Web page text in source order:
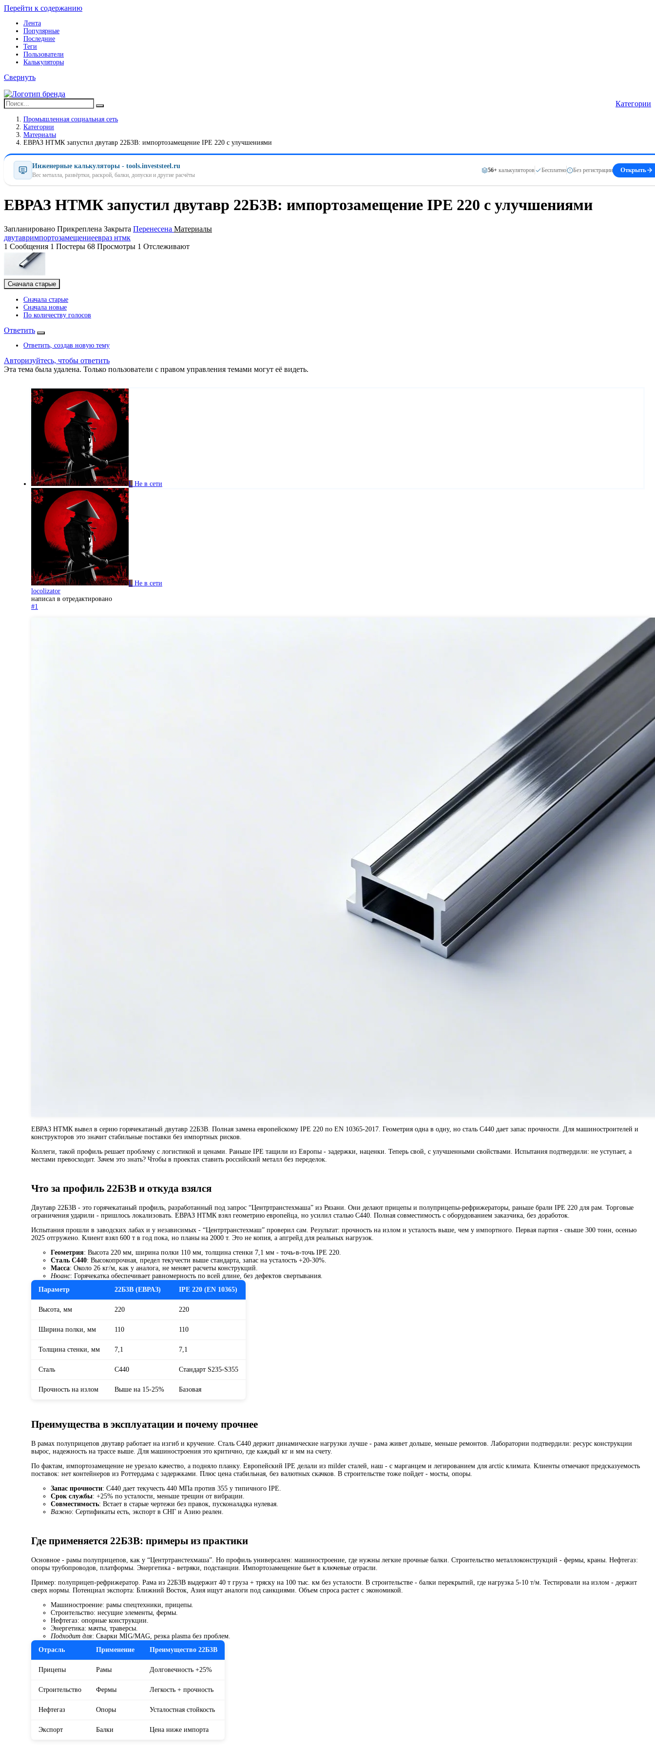
Перейти к содержанию
Лента
Популярные
Последние
Теги
Пользователи
Калькуляторы
Свернуть
Категории
Промышленная социальная сеть
Категории
Материалы
ЕВРАЗ НТМК запустил двутавр 22Б3В: импортозамещение IPE 220 с улучшениями
Инженерные калькуляторы - tools.investsteel.ru
Вес металла, развёртки, раскрой, балки, допуски и другие расчёты
56+ калькуляторов Бесплатно Без регистрации Открыть
ЕВРАЗ НТМК запустил двутавр 22Б3В: импортозамещение IPE 220 с улучшениями
Запланировано Прикреплена Закрыта Перенесена Материалы
двутавримпортозамещениеевраз нтмк
1 Сообщения 1 Постеры 68 Просмотры 1 Отслеживают
Сначала старые
Сначала старые
Сначала новые
По количеству голосов
Ответить
Ответить, создав новую тему
Авторизуйтесь, чтобы ответить
Эта тема была удалена. Только пользователи с правом управления темами могут её видеть.
L Не в сети
L Не в сети
locolizator
написал в отредактировано
#1
ЕВРАЗ НТМК вывел в серию горячекатаный двутавр 22Б3В. Полная замена европейскому IPE 220 по EN 10365-2017. Геометрия одна в одну, но сталь С440 дает запас прочности. Для машиностроителей и
конструкторов это значит стабильные поставки без импортных рисков.
Коллеги, такой профиль решает проблему с логистикой и ценами. Раньше IPE тащили из Европы - задержки, наценки. Теперь свой, с улучшенными свойствами. Испытания подтвердили: не уступает, а
местами превосходит. Зачем это знать? Чтобы в проектах ставить российский металл без переделок.
Что за профиль 22Б3В и откуда взялся
Двутавр 22Б3В - это горячекатаный профиль, разработанный под запрос “Центртранстехмаша” из Рязани. Они делают прицепы и полуприцепы-рефрижераторы, раньше брали IPE 220 для рам. Торговые
ограничения ударили - пришлось локализовать. ЕВРАЗ НТМК взял геометрию европейца, но усилил сталью С440. Полная совместимость с оборудованием заказчика, без доработок.
Испытания прошли в заводских лабах и у независимых - “Центртранстехмаш” проверил сам. Результат: прочность на излом и усталость выше, чем у импортного. Первая партия - свыше 300 тонн, осенью
2025 отгружено. Клиент взял 600 т в год пока, но планы на 2000 т. Это не копия, а апгрейд для реальных нагрузок.
Геометрия: Высота 220 мм, ширина полки 110 мм, толщина стенки 7,1 мм - точь-в-точь IPE 220.
Сталь С440: Высокопрочная, предел текучести выше стандарта, запас на усталость +20-30%.
Масса: Около 26 кг/м, как у аналога, не меняет расчеты конструкций.
Нюанс: Горячекатка обеспечивает равномерность по всей длине, без дефектов свертывания.
Параметр
22Б3В (ЕВРАЗ) IPE 220 (EN 10365)
Высота, мм 220 220
Ширина полки, мм 110 110
Толщина стенки, мм 7,1 7,1
Сталь С440 Стандарт S235-S355
Прочность на излом Выше на 15-25% Базовая
Преимущества в эксплуатации и почему прочнее
В рамах полуприцепов двутавр работает на изгиб и кручение. Сталь С440 держит динамические нагрузки лучше - рама живет дольше, меньше ремонтов. Лаборатории подтвердили: ресурс конструкции
вырос, надежность на трассе выше. Для машиностроения это критично, где каждый кг и мм на счету.
По фактам, импортозамещение не урезало качество, а подняло планку. Европейский IPE делали из milder сталей, наш - с марганцем и легированием для arctic климата. Клиенты отмечают предсказуемость
поставок: нет контейнеров из Роттердама с задержками. Плюс цена стабильная, без валютных скачков. В строительстве тоже пойдет - мосты, опоры.
Запас прочности: С440 дает текучесть 440 МПа против 355 у типичного IPE.
Срок службы: +25% по усталости, меньше трещин от вибрации.
Совместимость: Встает в старые чертежи без правок, пусконаладка нулевая.
Важно: Сертификаты есть, экспорт в СНГ и Азию реален.
Где применяется 22Б3В: примеры из практики
Основное - рамы полуприцепов, как у “Центртранстехмаша”. Но профиль универсален: машиностроение, где нужны легкие прочные балки. Строительство металлоконструкций - фермы, краны. Нефтегаз:
опоры трубопроводов, платформы. Энергетика - ветряки, подстанции. Импортозамещение бьет в ключевые отрасли.
Пример: полуприцеп-рефрижератор. Рама из 22Б3В выдержит 40 т груза + тряску на 100 тыс. км без усталости. В строительстве - балки перекрытий, где нагрузка 5-10 т/м. Тестировали на излом - держит
сверх нормы. Потенциал экспорта: Ближний Восток, Азия ищут аналоги под санкциями. Объем спроса растет с экономикой.
Машиностроение: рамы спецтехники, прицепы.
Строительство: несущие элементы, фермы.
Нефтегаз: опорные конструкции.
Энергетика: мачты, траверсы.
Подходит для: Сварки MIG/MAG, резка plasma без проблем.
Отрасль
Применение Преимущество 22Б3В
Прицепы Рамы Долговечность +25%
Строительство Фермы Легкость + прочность
Нефтегаз Опоры Усталостная стойкость
Экспорт Балки Цена ниже импорта